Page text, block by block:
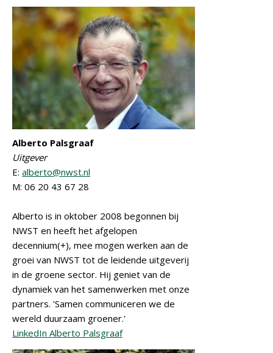
Alberto Palsgraaf
Uitgever
E: alberto@nwst.nl
M: 06 20 43 67 28
Alberto is in oktober 2008 begonnen bij
NWST en heeft het afgelopen
decennium(+), mee mogen werken aan de
groei van NWST tot de leidende uitgeverij
in de groene sector. Hij geniet van de
dynamiek van het samenwerken met onze
partners. 'Samen communiceren we de
wereld duurzaam groener.'
LinkedIn Alberto Palsgraaf